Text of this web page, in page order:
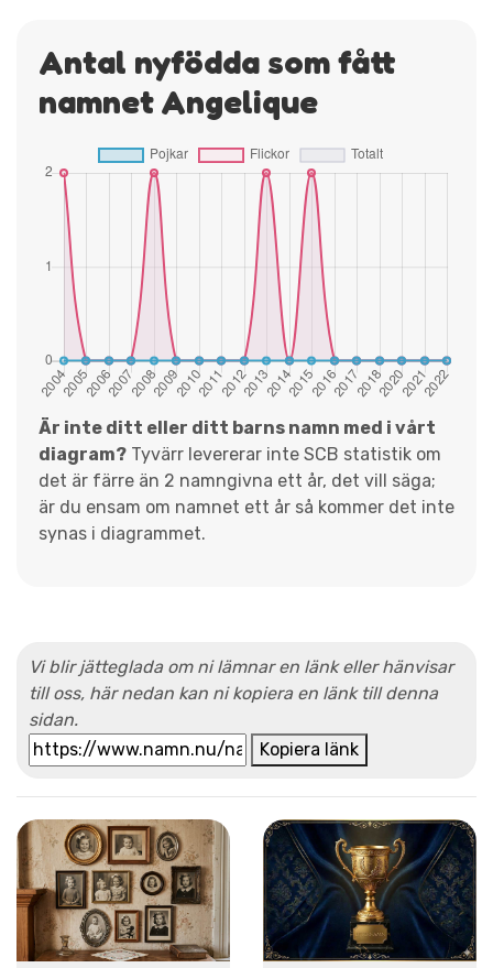
Antal nyfödda som fått
namnet Angelique
Är inte ditt eller ditt barns namn med i vårt
diagram? Tyvärr levererar inte SCB statistik om
det är färre än 2 namngivna ett år, det vill säga;
är du ensam om namnet ett år så kommer det inte
synas i diagrammet.
Vi blir jätteglada om ni lämnar en länk eller hänvisar
till oss, här nedan kan ni kopiera en länk till denna
sidan.
Kopiera länk